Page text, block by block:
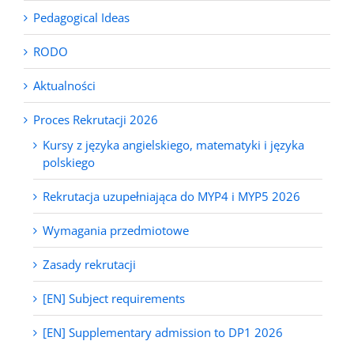
Pedagogical Ideas
RODO
Aktualności
Proces Rekrutacji 2026
Kursy z języka angielskiego, matematyki i języka
polskiego
Rekrutacja uzupełniająca do MYP4 i MYP5 2026
Wymagania przedmiotowe
Zasady rekrutacji
[EN] Subject requirements
[EN] Supplementary admission to DP1 2026